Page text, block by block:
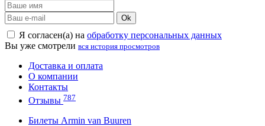
Ok
Я согласен(а) на обработку персональных данных
Вы уже смотрели вся история просмотров
Доставка и оплата
О компании
Контакты
Отзывы 787
Билеты Armin van Buuren